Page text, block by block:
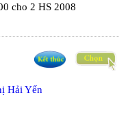
cho 2 HS 2008
Hải Yến